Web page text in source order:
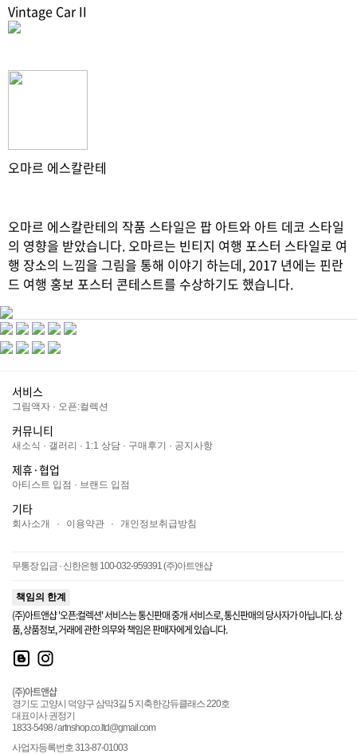
Vintage Car II
오마르 에스칼란테
오마르 에스칼란테의 작품 스타일은 팝 아트와 아트 데코 스타일
의 영향을 받았습니다. 오마르는 빈티지 여행 포스터 스타일로 여
행 장소의 느낌을 그림을 통해 이야기 하는데, 2017 년에는 핀란
드 여행 홍보 포스터 콘테스트를 수상하기도 했습니다.
서비스
그림액자 · 오픈:컬렉션
커뮤니티
새소식 · 갤러리 · 1:1 상담 · 구매후기 · 공지사항
제휴·협업
아티스트 입점 · 브랜드 입점
기타
회사소개 · 이용약관 · 개인정보취급방침
무통장 입금 · 신한은행 100-032-959391 (주)아트앤샵
책임의 한계
(주)아트앤샵 '오픈:컬렉션' 서비스는 통신판매 중개 서비스로, 통신판매의 당사자가 아닙니다. 상
품, 상품정보, 거래에 관한 의무와 책임은 판매자에게 있습니다.
(주)아트앤샵
경기도 고양시 덕양구 삼막3길 5 지축한강듀클래스 220호
대표이사 권정기
1833-5498 / artnshop.co.ltd@gmail.com
사업자등록번호 313-87-01003